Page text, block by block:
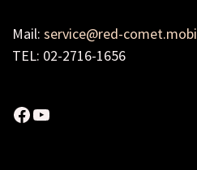
Mail: service@red-comet.mobi
TEL: 02-2716-1656
Facebook
YouTube